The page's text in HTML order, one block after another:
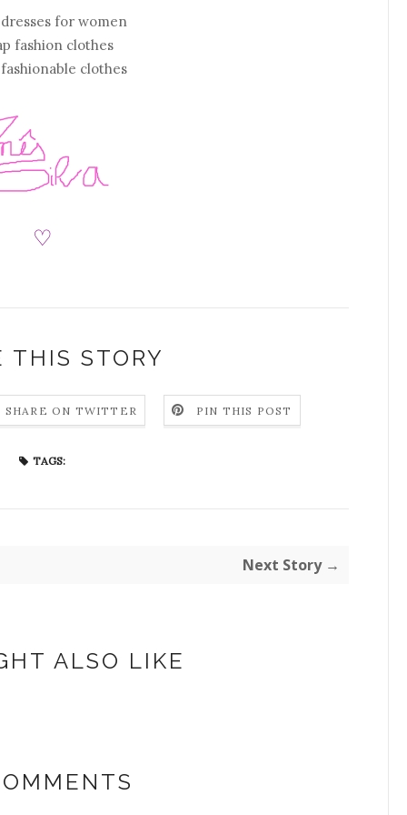
for women
fashion clothes
clothes
♡
THIS STORY
SHARE ON TWITTER PIN THIS POST
TAGS:
Next Story →
ALSO LIKE